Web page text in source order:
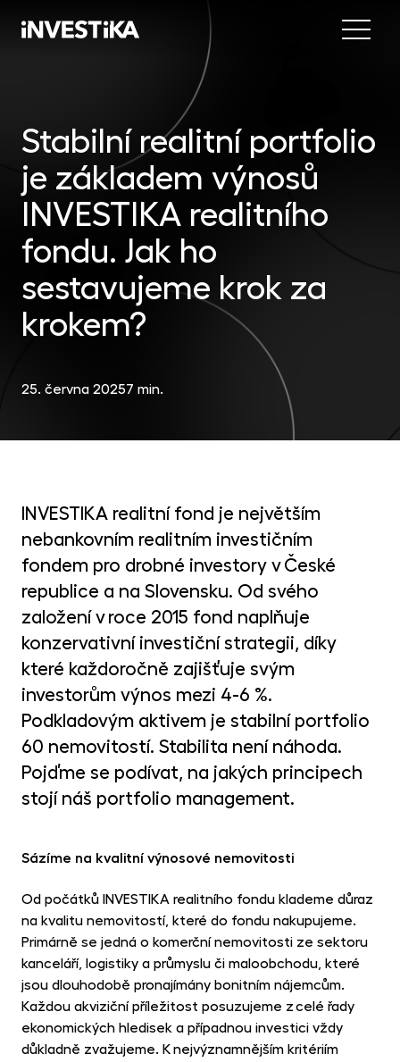
Menu
Stabilní realitní portfolio
je základem výnosů
INVESTIKA realitního
fondu. Jak ho
sestavujeme krok za
krokem?
25. června 20257 min.
INVESTIKA realitní fond je největším
nebankovním realitním investičním
fondem pro drobné investory v České
republice a na Slovensku. Od svého
založení v roce 2015 fond naplňuje
konzervativní investiční strategii, díky
které každoročně zajišťuje svým
investorům výnos mezi 4-6 %.
Podkladovým aktivem je stabilní portfolio
60 nemovitostí. Stabilita není náhoda.
Pojďme se podívat, na jakých principech
stojí náš portfolio management.
Sázíme na kvalitní výnosové nemovitosti
Od počátků INVESTIKA realitního fondu klademe důraz
na kvalitu nemovitostí, které do fondu nakupujeme.
Primárně se jedná o komerční nemovitosti ze sektoru
kanceláří, logistiky a průmyslu či maloobchodu, které
jsou dlouhodobě pronajímány bonitním nájemcům.
Každou akviziční příležitost posuzujeme z celé řady
ekonomických hledisek a případnou investici vždy
důkladně zvažujeme. K nejvýznamnějším kritériím